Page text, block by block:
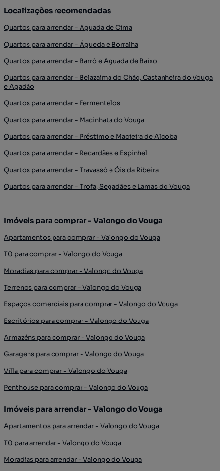
Localizações recomendadas
Quartos para arrendar - Aguada de Cima
Quartos para arrendar - Águeda e Borralha
Quartos para arrendar - Barrô e Aguada de Baixo
Quartos para arrendar - Belazaima do Chão, Castanheira do Vouga
e Agadão
Quartos para arrendar - Fermentelos
Quartos para arrendar - Macinhata do Vouga
Quartos para arrendar - Préstimo e Macieira de Alcoba
Quartos para arrendar - Recardães e Espinhel
Quartos para arrendar - Travassô e Óis da Ribeira
Quartos para arrendar - Trofa, Segadães e Lamas do Vouga
Imóveis para comprar - Valongo do Vouga
Apartamentos para comprar - Valongo do Vouga
T0 para comprar - Valongo do Vouga
Moradias para comprar - Valongo do Vouga
Terrenos para comprar - Valongo do Vouga
Espaços comerciais para comprar - Valongo do Vouga
Escritórios para comprar - Valongo do Vouga
Armazéns para comprar - Valongo do Vouga
Garagens para comprar - Valongo do Vouga
Villa para comprar - Valongo do Vouga
Penthouse para comprar - Valongo do Vouga
Imóveis para arrendar - Valongo do Vouga
Apartamentos para arrendar - Valongo do Vouga
T0 para arrendar - Valongo do Vouga
Moradias para arrendar - Valongo do Vouga